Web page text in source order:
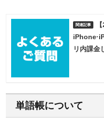
リ内課金
単語帳について